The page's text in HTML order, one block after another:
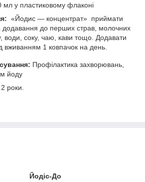
мл у пластиковому флаконі
«Йодис — концентрат» приймати
додавання до перших страв, молочних
води, соку, чаю, кави тощо. Додавати
вживанням 1 ковпачок на день.
Профілактика захворювань,
йоду
2 роки.
Йодіс-До